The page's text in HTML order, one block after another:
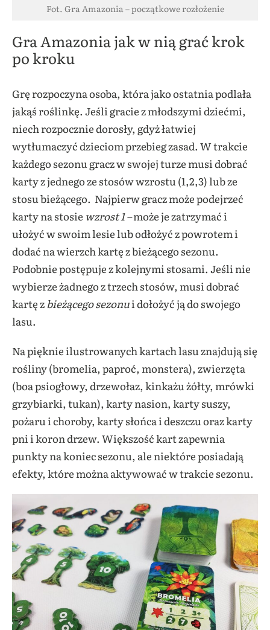
Fot. Gra Amazonia – początkowe rozłożenie
Gra Amazonia jak w nią grać krok
po kroku
Grę rozpoczyna osoba, która jako ostatnia podlała
jakąś roślinkę. Jeśli gracie z młodszymi dziećmi,
niech rozpocznie dorosły, gdyż łatwiej
wytłumaczyć dzieciom przebieg zasad. W trakcie
każdego sezonu gracz w swojej turze musi dobrać
karty z jednego ze stosów wzrostu (1,2,3) lub ze
stosu bieżącego. Najpierw gracz może podejrzeć
karty na stosie wzrost 1 –może je zatrzymać i
ułożyć w swoim lesie lub odłożyć z powrotem i
dodać na wierzch kartę z bieżącego sezonu.
Podobnie postępuje z kolejnymi stosami. Jeśli nie
wybierze żadnego z trzech stosów, musi dobrać
kartę z bieżącego sezonui dołożyć ją do swojego
lasu.
Na pięknie ilustrowanych kartach lasu znajdują się
rośliny (bromelia, paproć, monstera), zwierzęta
(boa psiogłowy, drzewołaz, kinkażu żółty, mrówki
grzybiarki, tukan), karty nasion, karty suszy,
pożaru i choroby, karty słońca i deszczu oraz karty
pni i koron drzew. Większość kart zapewnia
punkty na koniec sezonu, ale niektóre posiadają
efekty, które można aktywować w trakcie sezonu.